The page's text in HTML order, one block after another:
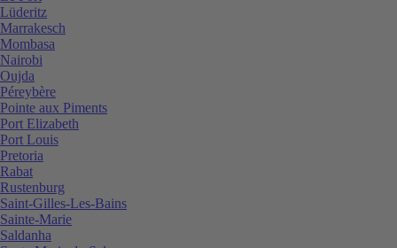
Lüderitz
Marrakesch
Mombasa
Nairobi
Oujda
Péreybère
Pointe aux Piments
Port Elizabeth
Port Louis
Pretoria
Rabat
Rustenburg
Saint-Gilles-Les-Bains
Sainte-Marie
Saldanha